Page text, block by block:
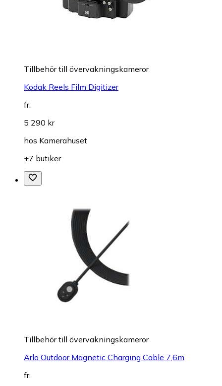
Tillbehör till övervakningskameror
Kodak Reels Film Digitizer
fr.
5 290 kr
hos Kamerahuset
+7 butiker
Tillbehör till övervakningskameror
Arlo Outdoor Magnetic Charging Cable 7,6m
fr.